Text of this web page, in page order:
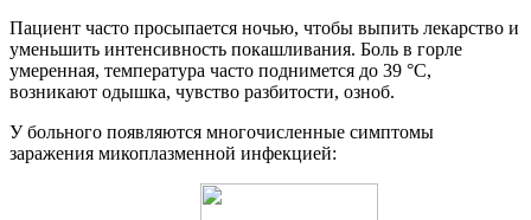
Пациент часто просыпается ночью, чтобы выпить лекарство и
уменьшить интенсивность покашливания. Боль в горле
умеренная, температура часто поднимется до 39 °C,
возникают одышка, чувство разбитости, озноб.
У больного появляются многочисленные симптомы
заражения микоплазменной инфекцией: